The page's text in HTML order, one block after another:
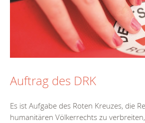
Auftrag des DRK
Es ist Aufgabe des Roten Kreuzes, die
humanitären Völkerrechts zu